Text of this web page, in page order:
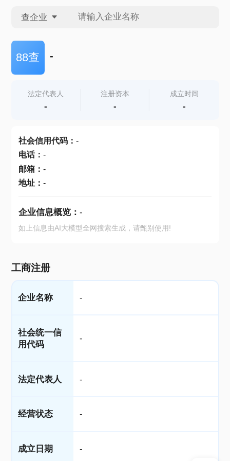
查企业
查企业
查产地
88查 -
法定代表人
-
注册资本
-
成立时间
-
社会信用代码： -
电话： -
邮箱： -
地址： -
企业信息概览： -
如上信息由AI大模型全网搜索生成，请甄别使用!
工商注册
企业名称 -
社会统一信
用代码
-
法定代表人 -
经营状态 -
成立日期 -